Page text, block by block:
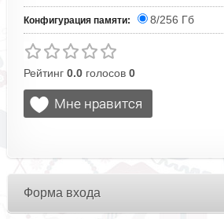
Конфигурация памяти: 8/256 Гб
Рейтинг 0.0голосов 0
Форма входа